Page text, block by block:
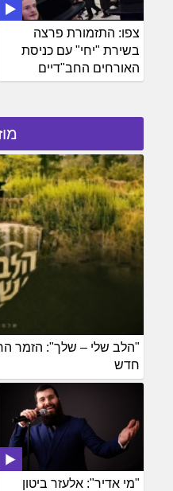
צפו: התזמורת פרצה
בשירת "יחי" עם כניסת
האורחים החב"דיים
"הלב שלי – שלך": הזמר
חדש
"מי אדיר": אלעזר ביטון